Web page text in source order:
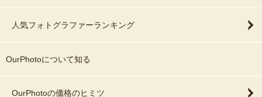
人気フォトグラファーランキング
OurPhotoについて知る
OurPhotoの価格のヒミツ